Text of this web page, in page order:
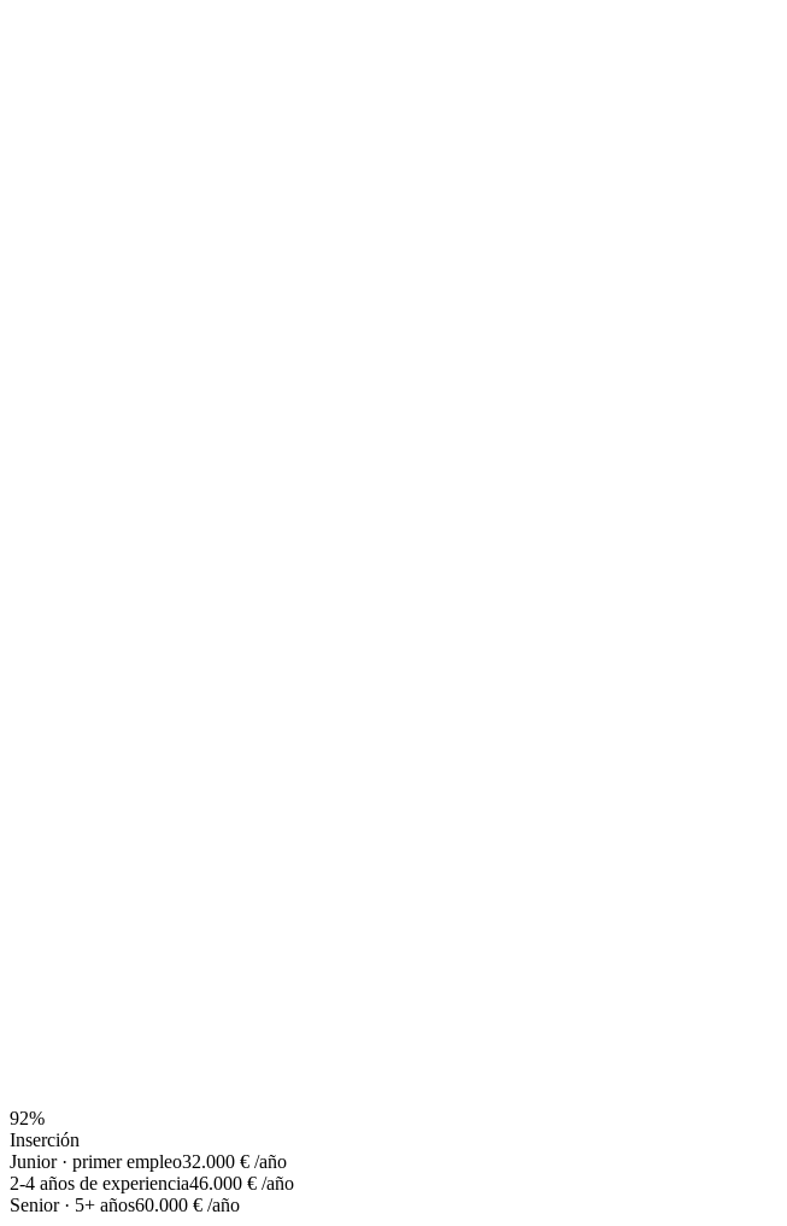
92%
Inserción
Junior · primer empleo32.000 € /año
2-4 años de experiencia46.000 € /año
Senior · 5+ años60.000 € /año